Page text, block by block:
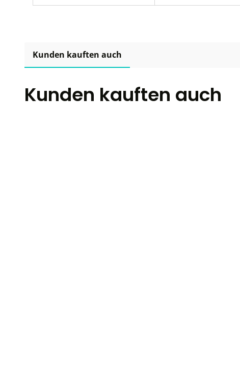
Kunden kauften auch
Kunden kauften auch